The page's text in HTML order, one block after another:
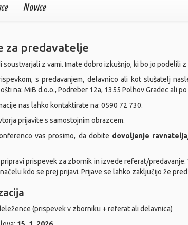
Novice
za predavatelje
soustvarjali z vami. Imate dobro izkušnjo, ki bo jo podelili z
s predavanjem, delavnico ali kot slušatelj
na: MiB d.o.o., Podreber 12a, 1355 Polhov Gradec ali
nas lahko kontaktirate na: 0590 72 730.
prijavite s samostojnim obrazcem.
vas prosimo, da dobite dovoljenje
prispevek za zbornik in izvede referat/
kdo se prej prijavi. Prijave se lahko zaključijo že
(prispevek v zborniku + referat ali delavnica)